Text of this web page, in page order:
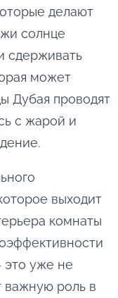
делают
солнце
сдерживать
может
Дубая проводят
с жарой и
выходит
комнаты
уже не
важную роль в